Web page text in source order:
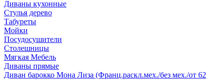
Диваны кухонные
Стулья дерево
Табуреты
Мойки
Посудосушители
Столешницы
Мягкая Мебель
Диваны прямые
Диван барокко Мона Лиза (Франц.раскл.мех./без мех./от 62